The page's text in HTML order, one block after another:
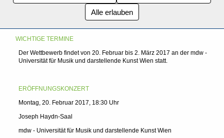
Alle erlauben
WICHTIGE TERMINE
Der Wettbewerb findet von 20. Februar bis 2. März 2017 an der mdw -
Universität für Musik und darstellende Kunst Wien statt.
ERÖFFNUNGSKONZERT
Montag, 20. Februar 2017, 18:30 Uhr
Joseph Haydn-Saal
mdw - Universität für Musik und darstellende Kunst Wien